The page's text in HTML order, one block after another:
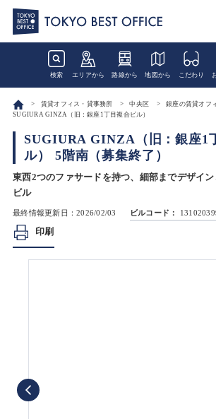
検索 エリアから 路線から 地図から こだわり
賃貸オフィス・貸事務所 中央区
銀座の賃貸オフ
SUGIURA GINZA（旧：銀座1丁目複合ビル）
SUGIURA GINZA（旧：銀座1
ル） 5階南（募集終了）
東西2つのファサードを持つ、細部までデザイ
ビル
最終情報更新日：2026/02/03 ビルコード：
印刷